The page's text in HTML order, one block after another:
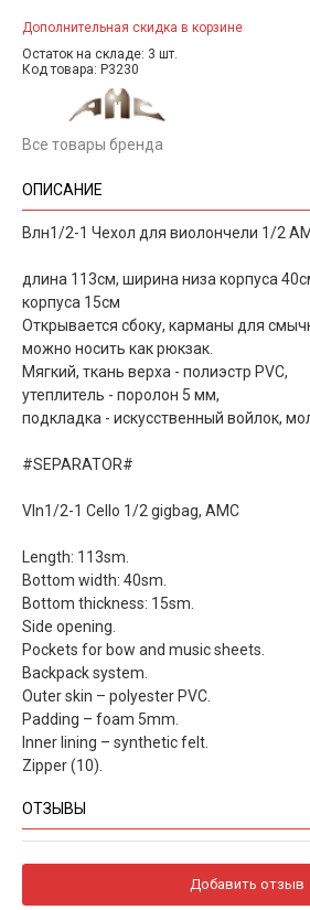
Дополнительная скидка в корзине
Остаток на складе: 3 шт.
Код товара: P3230
Все товары бренда
ОПИСАНИЕ
Влн1/2-1 Чехол для виолончели 1/2
длина 113см, ширина низа корпуса
корпуса 15см
Открывается сбоку, карманы для
можно носить как рюкзак.
Мягкий, ткань верха - полиэстр PVC,
утеплитель - поролон 5 мм,
подкладка - искусственный войлок,
#SEPARATOR#
Vln1/2-1 Cello 1/2 gigbag, AMC
Length: 113sm.
Bottom width: 40sm.
Bottom thickness: 15sm.
Side opening.
Pockets for bow and music sheets.
Backpack system.
Outer skin – polyester PVC.
Padding – foam 5mm.
Inner lining – synthetic felt.
Zipper (10).
ОТЗЫВЫ
Добавить отзыв